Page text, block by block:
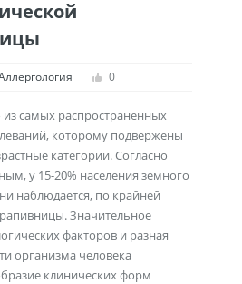
0
самых распространенных
которому подвержены
категории. Согласно
у 15-20% населения земного
наблюдается, по крайней
Значительное
факторов и разная
организма человека
клинических форм